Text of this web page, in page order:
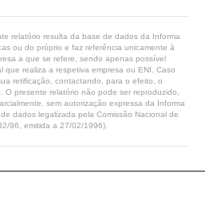
relatório resulta da base de dados da Informa
ou do próprio e faz referência unicamente à
a que se refere, sendo apenas possível
que realiza a respetiva empresa ou ENI. Caso
retificação, contactando, para o efeito, o
O presente relatório não pode ser reproduzido,
sem autorização expressa da Informa
dados legalizada pela Comissão Nacional de
96, emitida a 27/02/1996).